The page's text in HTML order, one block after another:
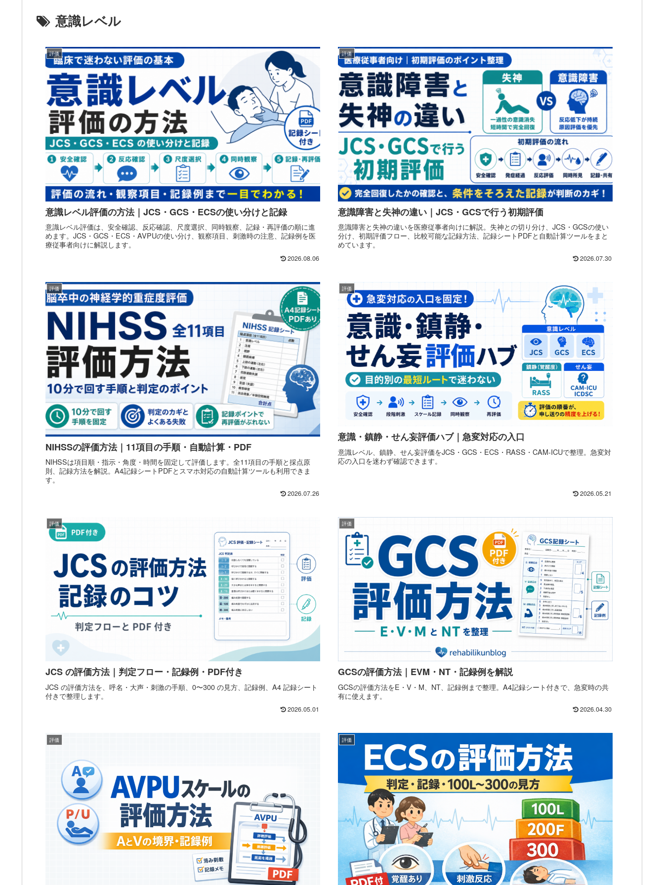
意識レベル
評価
意識レベル評価の方法｜JCS・GCS・ECSの使い分けと記録
意識レベル評価は、安全確認、反応確認、尺度選択、同時観察、記録・再評価の順に進
めます。JCS・GCS・ECS・AVPUの使い分け、観察項目、刺激時の注意、記録例を医
療従事者向けに解説します。
2026.08.06
評価
意識障害と失神の違い｜JCS・GCSで行う初期評価
意識障害と失神の違いを医療従事者向けに解説。失神との切り分け、JCS・GCSの使い
分け、初期評価フロー、比較可能な記録方法、記録シートPDFと自動計算ツールをまと
めています。
2026.07.30
評価
NIHSSの評価方法｜11項目の手順・自動計算・PDF
NIHSSは項目順・指示・角度・時間を固定して評価します。全11項目の手順と採点原
則、記録方法を解説。A4記録シートPDFとスマホ対応の自動計算ツールも利用できま
す。
2026.07.26
評価
意識・鎮静・せん妄評価ハブ｜急変対応の入口
意識レベル、鎮静、せん妄評価をJCS・GCS・ECS・RASS・CAM-ICUで整理。急変対
応の入口を迷わず確認できます。
2026.05.21
評価
JCS の評価方法｜判定フロー・記録例・PDF付き
JCS の評価方法を、呼名・大声・刺激の手順、0〜300 の見方、記録例、A4 記録シート
付きで整理します。
2026.05.01
評価
GCSの評価方法｜EVM・NT・記録例を解説
GCSの評価方法をE・V・M、NT、記録例まで整理。A4記録シート付きで、急変時の共
有に使えます。
2026.04.30
評価 評価